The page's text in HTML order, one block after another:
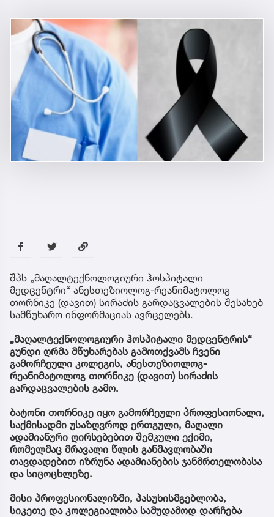
შპს „მაღალტექნოლოგიური ჰოსპიტალი
მედცენტრი“ ანესთეზიოლოგ-რეანიმატოლოგ
თორნიკე (დავით) სირაძის გარდაცვალების შესახებ
სამწუხარო ინფორმაციას ავრცელებს.
„მაღალტექნოლოგიური ჰოსპიტალი მედცენტრის“
გუნდი ღრმა მწუხარებას გამოთქვამს ჩვენი
გამორჩეული კოლეგის, ანესთეზიოლოგ-
რეანიმატოლოგ თორნიკე (დავით) სირაძის
გარდაცვალების გამო.
ბატონი თორნიკე იყო გამორჩეული პროფესიონალი,
საქმისადმი უსაზღვროდ ერთგული, მაღალი
ადამიანური ღირსებებით შემკული ექიმი,
რომელმაც მრავალი წლის განმავლობაში
თავდადებით იზრუნა ადამიანების ჯანმრთელობასა
და სიცოცხლეზე.
მისი პროფესიონალიზმი, პასუხისმგებლობა,
სიკეთე და კოლეგიალობა სამუდამოდ დარჩება